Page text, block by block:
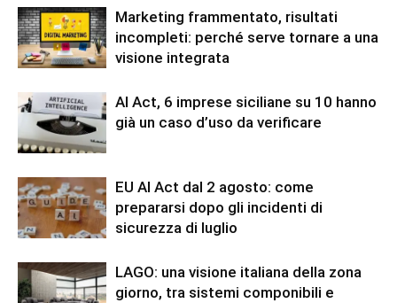
Marketing frammentato, risultati
incompleti: perché serve tornare a una
visione integrata
AI Act, 6 imprese siciliane su 10 hanno
già un caso d’uso da verificare
EU AI Act dal 2 agosto: come
prepararsi dopo gli incidenti di
sicurezza di luglio
LAGO: una visione italiana della zona
giorno, tra sistemi componibili e